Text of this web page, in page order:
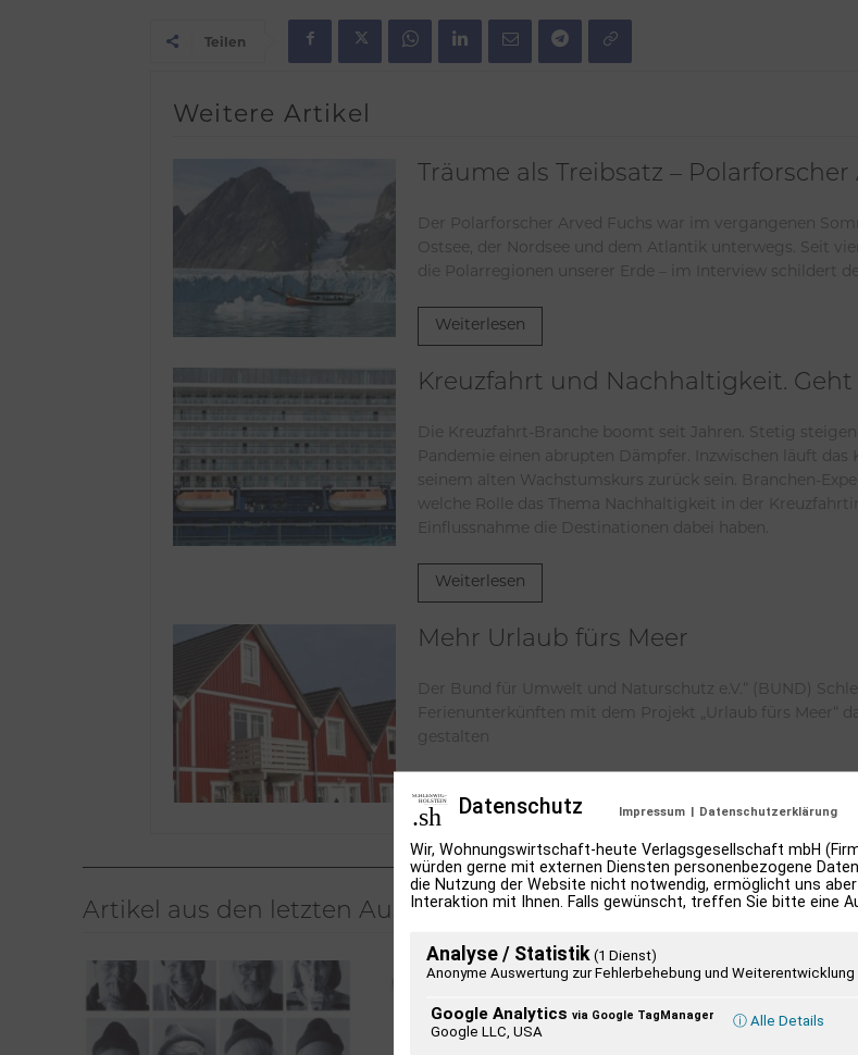
Teilen
Weitere Artikel
Träume als Treibsatz –
Der Polarforscher Arved Fuchs war im vergangenen
Ostsee, der Nordsee und dem Atlantik unterwegs. Seit
die Polarregionen unserer Erde – im Interview schildert
Weiterlesen
Kreuzfahrt und Nachhaltigkeit. Geht
Die Kreuzfahrt-Branche boomt seit Jahren. Stetig
Pandemie einen abrupten Dämpfer. Inzwischen läuft
seinem alten Wachstumskurs zurück sein. Branchen-
welche Rolle das Thema Nachhaltigkeit in der
Einflussnahme die Destinationen dabei haben.
Weiterlesen
Mehr Urlaub fürs Meer
Der Bund für Umwelt und Naturschutz e.V.“ (BUND)
Ferienunterkünften mit dem Projekt „Urlaub fürs Meer“
gestalten
Weiterlesen
Artikel aus den letzten Ausgaben
Datenschutz Impressum | Datenschutzerklärung
Wir, Wohnungswirtschaft-heute Verlagsgesellschaft mbH
würden gerne mit externen Diensten personenbezogene
die Nutzung der Website nicht notwendig, ermöglicht uns
Interaktion mit Ihnen. Falls gewünscht, treffen Sie bitte eine
Analyse / Statistik (1 Dienst)
Anonyme Auswertung zur Fehlerbehebung und Weiterentwicklung
Google Analytics via Google TagManager
Google LLC, USA
ⓘ Alle Details